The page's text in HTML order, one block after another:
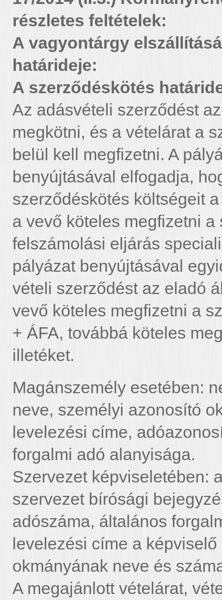
részletes feltételek:
A vagyontárgy
határideje:
A szerződéskötés
Az adásvételi szerződést
megkötni, és a vételárat a
belül kell megfizetni. A
benyújtásával elfogadja,
szerződéskötés költségeit
a vevő köteles megfizetni
felszámolási eljárás
pályázat benyújtásával
vételi szerződést az eladó
vevő köteles megfizetni a
+ ÁFA, továbbá köteles
illetéket.
Magánszemély esetében:
neve, személyi azonosító
levelezési címe,
forgalmi adó alanyisága.
Szervezet képviseletében:
szervezet bírósági
adószáma, általános
levelezési címe a
okmányának neve és
A megajánlott vételárat,